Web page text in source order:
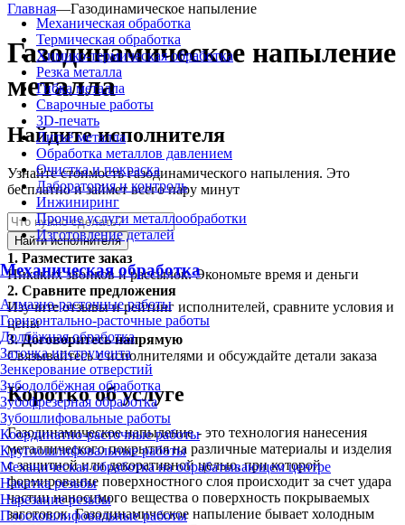
Механическая обработка
Термическая обработка
Химико-термическая обработка
Резка металла
Гибка металла
Сварочные работы
3D-печать
Литьё металла
Обработка металлов давлением
Очистка и покраска
Лаборатория и контроль
Инжиниринг
Прочие услуги металлообработки
Изготовление деталей
Механическая обработка
Алмазно-расточные работы
Горизонтально-расточные работы
Долбёжная обработка
Заточка инструмента
Зенкерование отверстий
Зубодолбёжная обработка
Зубофрезерная обработка
Зубошлифовальные работы
Координатно-расточные работы
Круглошлифовальные работы
Механическая обработка на обрабатывающем центре
Накатка резьбы
Нарезание резьбы
Плоскошлифовальные работы
Главная—Газодинамическое напыление
Газодинамическое напыление
металла
Найдите исполнителя
Узнайте стоимость газодинамического напыления. Это
бесплатно и займет всего пару минут
Найти исполнителя
1. Разместите заказ
Никаких звонков и рассылок. Экономьте время и деньги
2. Сравните предложения
Изучите отзывы и рейтинг исполнителей, сравните условия и
цены
3.Договоритесь напрямую
Связывайтесь с исполнителями и обсуждайте детали заказа
Коротко об услуге
Газодинамическое напыление - это технология нанесения
металлического покрытия на различные материалы и изделия
с защитной или декоративной целью, при которой
формирование поверхностного слоя происходит за счет удара
частиц наносимого вещества о поверхность покрываемых
заготовок. Газодинамическое напыление бывает холодным